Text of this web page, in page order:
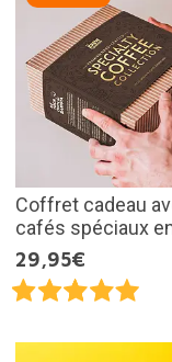
Coffret cadeau
cafés spéciaux
29,95€